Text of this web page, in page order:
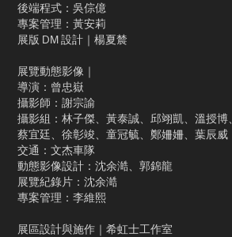
後端程式：吳倧億
專案管理：黃安莉
展版 DM 設計｜楊夏辳
展覽動態影像｜
導演：曾忠嶽
攝影師：謝宗諭
攝影組：林子傑、黃泰誠、邱翊凱、溫授博
蔡宜廷、徐彰竣、童冠毓、鄭姍姍、葉辰威
交通：文杰車隊
動態影像設計：沈余澔、郭錦龍
展覽紀錄片：沈余澔
專案管理：李維熙
展區設計與施作｜希虹士工作室